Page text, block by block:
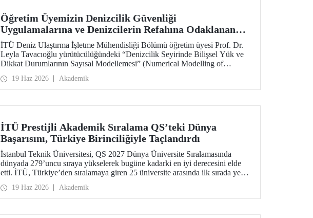
Öğretim Üyemizin Denizcilik Güvenliği
Uygulamalarına ve Denizcilerin Refahına Odaklanan
Projesine ITF Seafarers’ TRUST Desteği
İTÜ Deniz Ulaştırma İşletme Mühendisliği Bölümü öğretim üyesi Prof. Dr.
Leyla Tavacıoğlu yürütücülüğündeki “Denizcilik Seyirinde Bilişsel Yük ve
Dikkat Durumlarının Sayısal Modellemesi” (Numerical Modelling of
ITF Seafarers’ TRUST desteği kazandı. Proje, İTÜ Denizcilik Bilişsel
Ergonomi Araştırma Laboratuvarı tarafından gerçekleştirilecek.
19 Haz 2026 Akademik
İTÜ Prestijli Akademik Sıralama QS’teki Dünya
Başarısını, Türkiye Birinciliğiyle Taçlandırdı
İstanbul Teknik Üniversitesi, QS 2027 Dünya Üniversite Sıralamasında
dünyada 279’uncu sıraya yükselerek bugüne kadarki en iyi derecesini elde
etti. İTÜ, Türkiye’den sıralamaya giren 25 üniversite arasında ilk sırada yer
19 Haz 2026 Akademik